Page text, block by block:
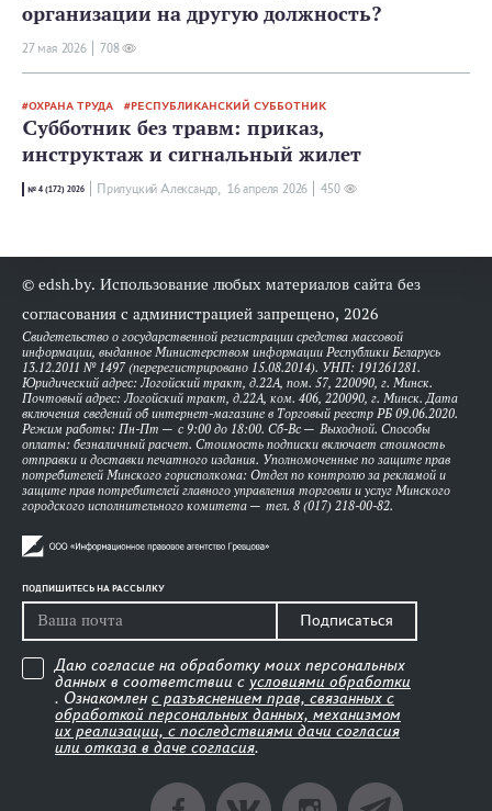
организации на другую должность?
27 мая 2026 708
ОХРАНА ТРУДА РЕСПУБЛИКАНСКИЙ СУББОТНИК
Субботник без травм: приказ,
инструктаж и сигнальный жилет
№ 4 (172) 2026 Прилуцкий Александр, 16 апреля 2026 450
© edsh.by. Использование любых материалов сайта без
согласования с администрацией запрещено, 2026
Свидетельство о государственной регистрации средства массовой
информации, выданное Министерством информации Республики Беларусь
13.12.2011 № 1497 (перерегистрировано 15.08.2014). УНП: 191261281.
Юридический адрес: Логойский тракт, д.22А, пом. 57, 220090, г. Минск.
Почтовый адрес: Логойский тракт, д.22А, ком. 406, 220090, г. Минск. Дата
включения сведений об интернет-магазине в Торговый реестр РБ 09.06.2020.
Режим работы: Пн-Пт — с 9:00 до 18:00. Сб-Вс — Выходной. Способы
оплаты: безналичный расчет. Стоимость подписки включает стоимость
отправки и доставки печатного издания. Уполномоченные по защите прав
потребителей Минского горисполкома: Отдел по контролю за рекламой и
защите прав потребителей главного управления торговли и услуг Минского
городского исполнительного комитета — тел. 8 (017) 218-00-82.
ПОДПИШИТЕСЬ НА РАССЫЛКУ
Подписаться
Даю согласие на обработку моих персональных
данных в соответствии с условиями обработки
. Ознакомлен с разъяснением прав, связанных с
обработкой персональных данных, механизмом
их реализации, с последствиями дачи согласия
или отказа в даче согласия.